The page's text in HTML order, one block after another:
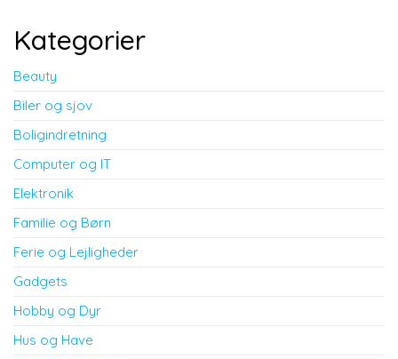
Kategorier
Beauty
Biler og sjov
Boligindretning
Computer og IT
Elektronik
Familie og Børn
Ferie og Lejligheder
Gadgets
Hobby og Dyr
Hus og Have